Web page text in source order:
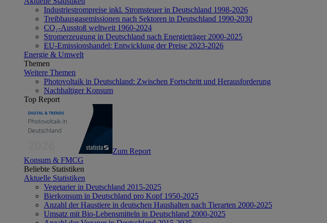
Industriestrompreise inkl. Stromsteuer in Deutschland 1998-2026
Treibhausgasemissionen nach Sektoren in Deutschland 1990-2030
CO₂-Ausstoß weltweit 1960-2024
Stromerzeugung in Deutschland nach Energieträger 2000-2025
EU-Emissionshandel: Entwicklung der Preise 2023-2026
Energie & Umwelt
Themen
Weitere Themen
Photovoltaik in Deutschland: Zwischen Fortschritt und Herausforderung
Nachhaltiger Konsum
Top Report
Zum Report
Konsum & FMCG
Beliebte Statistiken
Aktuelle Statistiken
Vegetarier in Deutschland 2015-2025
Bierkonsum in Deutschland pro Kopf 1950-2025
Anzahl der Haustiere in deutschen Haushalten nach Tierarten 2000-2025
Umsatz mit Bio-Lebensmitteln in Deutschland 2000-2025